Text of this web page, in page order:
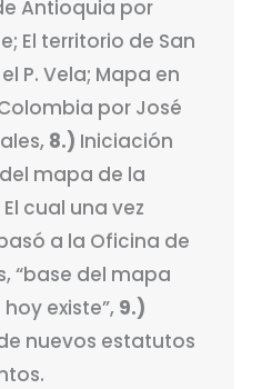
Antioquia por
El territorio de San
P. Vela; Mapa en
por José
8.) Iniciación
mapa de la
cual una vez
a la Oficina de
“base del mapa
existe”, 9.)
nuevos estatutos